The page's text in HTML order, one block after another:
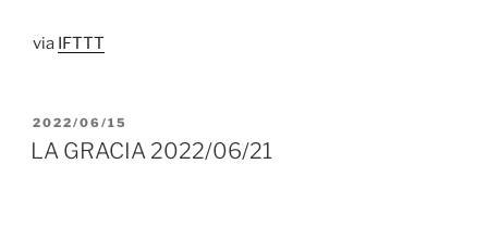
via IFTTT
PUBLICADO
EL
2022/06/15
LA GRACIA 2022/06/21